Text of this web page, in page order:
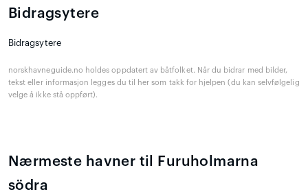
Bidragsytere
Bidragsytere
norskhavneguide.no holdes oppdatert av båtfolket. Når du bidrar med bilder,
tekst eller informasjon legges du til her som takk for hjelpen (du kan selvfølgelig
velge å ikke stå oppført).
Nærmeste havner til Furuholmarna
södra